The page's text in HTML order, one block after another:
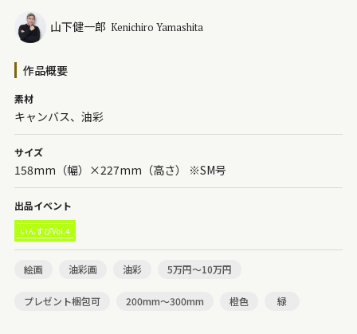
山下健一郎 Kenichiro Yamashita
作品概要
素材
キャンバス、油彩
サイズ
158mm（幅）×227mm（高さ） ※SM号
出品イベント
いんすぴVol.4
絵画 油彩画 油彩 5万円～10万円
プレゼント梱包可 200mm～300mm 橙色 緑